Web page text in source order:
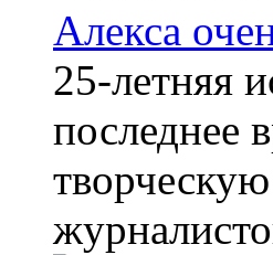
Алекса
25-летняя
последнее